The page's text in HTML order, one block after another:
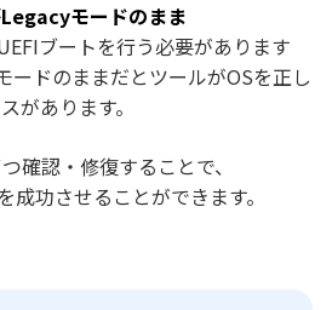
モードのまま
ブートを行う必要があります
ードのままだとツールがOSを正し
があります。
確認・修復することで、
成功させることができます。